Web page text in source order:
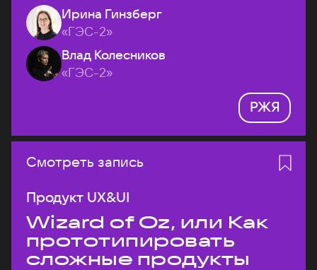
Ирина Гинзберг
«ГЭС-2»
Влад Колесников
«ГЭС-2»
РЖЯ
Смотреть запись
Продукт UX&UI
Wizard of Oz, или Как
прототипировать
сложные продукты